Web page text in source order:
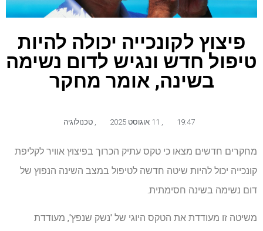
פיצוץ לקונכייה יכולה להיות
טיפול חדש ונגיש לדום נשימה
בשינה, אומר מחקר
19:47 טכנולוגיה
מחקרים חדשים מצאו כי טקס עתיק הכרוך בפיצוץ אוויר לקליפת
קונכייה יכול להיות שיטה חדשה לטיפול במצב השינה הנפוץ של
דום נשימה בשינה חסימתית.
משיטה זו מעודדת את הטקס היוגי של 'נשק שנפץ', מעודדת